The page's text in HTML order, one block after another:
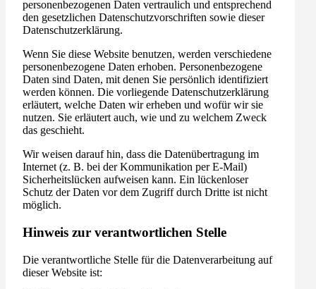
personenbezogenen Daten vertraulich und entsprechend
den gesetzlichen Datenschutzvorschriften sowie dieser
Datenschutzerklärung.
Wenn Sie diese Website benutzen, werden verschiedene
personenbezogene Daten erhoben. Personenbezogene
Daten sind Daten, mit denen Sie persönlich identifiziert
werden können. Die vorliegende Datenschutzerklärung
erläutert, welche Daten wir erheben und wofür wir sie
nutzen. Sie erläutert auch, wie und zu welchem Zweck
das geschieht.
Wir weisen darauf hin, dass die Datenübertragung im
Internet (z. B. bei der Kommunikation per E-Mail)
Sicherheitslücken aufweisen kann. Ein lückenloser
Schutz der Daten vor dem Zugriff durch Dritte ist nicht
möglich.
Hinweis zur verantwortlichen Stelle
Die verantwortliche Stelle für die Datenverarbeitung auf
dieser Website ist: